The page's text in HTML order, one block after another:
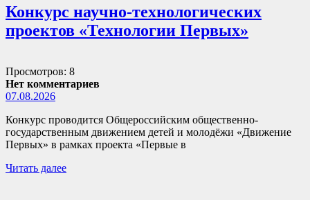
Конкурс научно-технологических
проектов «Технологии Первых»
Просмотров: 8
Нет комментариев
07.08.2026
Конкурс проводится Общероссийским общественно-
государственным движением детей и молодёжи «Движение
Первых» в рамках проекта «Первые в
Читать далее